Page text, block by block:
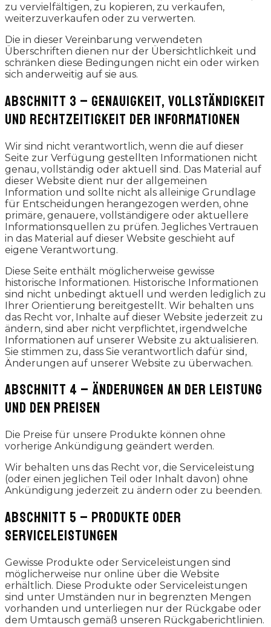
zu vervielfältigen, zu kopieren, zu verkaufen,
weiterzuverkaufen oder zu verwerten.
Die in dieser Vereinbarung verwendeten
Überschriften dienen nur der Übersichtlichkeit und
schränken diese Bedingungen nicht ein oder wirken
sich anderweitig auf sie aus.
ABSCHNITT 3 – GENAUIGKEIT, VOLLSTÄNDIGKEIT
UND RECHTZEITIGKEIT DER INFORMATIONEN
Wir sind nicht verantwortlich, wenn die auf dieser
Seite zur Verfügung gestellten Informationen nicht
genau, vollständig oder aktuell sind. Das Material auf
dieser Website dient nur der allgemeinen
Information und sollte nicht als alleinige Grundlage
für Entscheidungen herangezogen werden, ohne
primäre, genauere, vollständigere oder aktuellere
Informationsquellen zu prüfen. Jegliches Vertrauen
in das Material auf dieser Website geschieht auf
eigene Verantwortung.
Diese Seite enthält möglicherweise gewisse
historische Informationen. Historische Informationen
sind nicht unbedingt aktuell und werden lediglich zu
Ihrer Orientierung bereitgestellt. Wir behalten uns
das Recht vor, Inhalte auf dieser Website jederzeit zu
ändern, sind aber nicht verpflichtet, irgendwelche
Informationen auf unserer Website zu aktualisieren.
Sie stimmen zu, dass Sie verantwortlich dafür sind,
Änderungen auf unserer Website zu überwachen.
ABSCHNITT 4 – ÄNDERUNGEN AN DER LEISTUNG
UND DEN PREISEN
Die Preise für unsere Produkte können ohne
vorherige Ankündigung geändert werden.
Wir behalten uns das Recht vor, die Serviceleistung
(oder einen jeglichen Teil oder Inhalt davon) ohne
Ankündigung jederzeit zu ändern oder zu beenden.
ABSCHNITT 5 – PRODUKTE ODER
SERVICELEISTUNGEN
Gewisse Produkte oder Serviceleistungen sind
möglicherweise nur online über die Website
erhältlich. Diese Produkte oder Serviceleistungen
sind unter Umständen nur in begrenzten Mengen
vorhanden und unterliegen nur der Rückgabe oder
dem Umtausch gemäß unseren Rückgaberichtlinien.